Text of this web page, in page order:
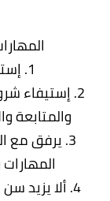
1. إستيفاء نموذج التقدم للوظيفة .
2. إستيفاء
والمتابعة
3. يرفق مع
4. ألا يزيد سن المتقدم عن 35 عام وقت نشر الإعلان .